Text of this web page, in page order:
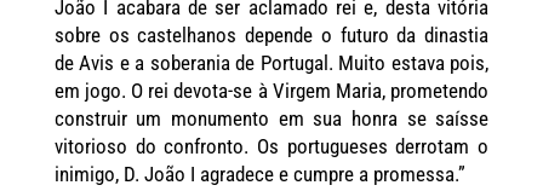
João I acabara de ser aclamado rei e, desta vitória
sobre os castelhanos depende o futuro da dinastia
de Avis e a soberania de Portugal. Muito estava pois,
em jogo. O rei devota-se à Virgem Maria, prometendo
construir um monumento em sua honra se saísse
vitorioso do confronto. Os portugueses derrotam o
inimigo, D. João I agradece e cumpre a promessa.”